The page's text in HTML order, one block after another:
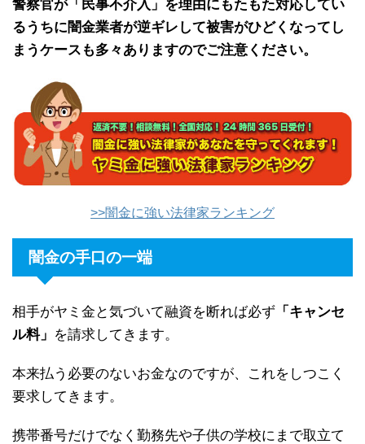
警察官が「民事不介入」を理由にもたもた対応してい
るうちに闇金業者が逆ギレして被害がひどくなってし
まうケースも多々ありますのでご注意ください。
>>闇金に強い法律家ランキング
闇金の手口の一端
相手がヤミ金と気づいて融資を断れば必ず 「キャンセ
ル料」 を請求してきます。
本来払う必要のないお金なのですが、これをしつこく
要求してきます。
携帯番号だけでなく勤務先や子供の学校にまで取立て